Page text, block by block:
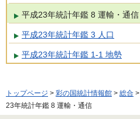
平成23年統計年鑑 8 運輸・通信
平成23年統計年鑑 3 人口
平成23年統計年鑑 1-1 地勢
トップページ > 彩の国統計情報館 > 総合 >
23年統計年鑑 8 運輸・通信